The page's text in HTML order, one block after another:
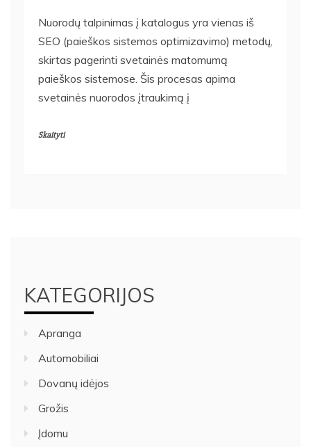
Nuorodų talpinimas į katalogus yra vienas iš
SEO (paieškos sistemos optimizavimo) metodų,
skirtas pagerinti svetainės matomumą
paieškos sistemose. Šis procesas apima
svetainės nuorodos įtraukimą į
Skaityti
KATEGORIJOS
Apranga
Automobiliai
Dovanų idėjos
Grožis
Įdomu